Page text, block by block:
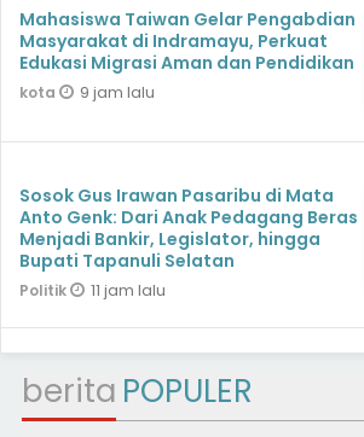
Mahasiswa Taiwan Gelar Pengabdian
Masyarakat di Indramayu, Perkuat
Edukasi Migrasi Aman dan Pendidikan
kota 9 jam lalu
Sosok Gus Irawan Pasaribu di Mata
Anto Genk: Dari Anak Pedagang Beras
Menjadi Bankir, Legislator, hingga
Bupati Tapanuli Selatan
Politik 11 jam lalu
berita POPULER